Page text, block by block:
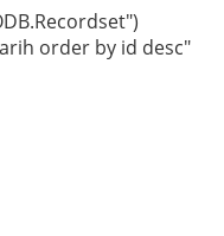
order by id desc"